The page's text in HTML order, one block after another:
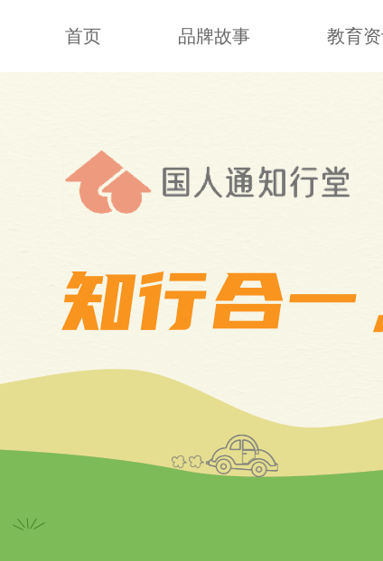
首页 品牌故事 教育